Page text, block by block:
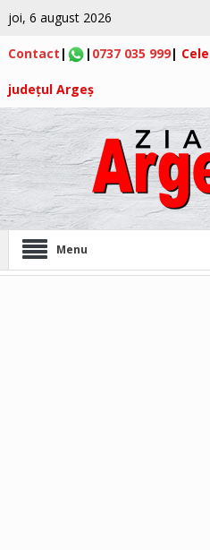
joi, 6 august 2026
Contact | | 0737 035 999|
județul Argeș
Menu